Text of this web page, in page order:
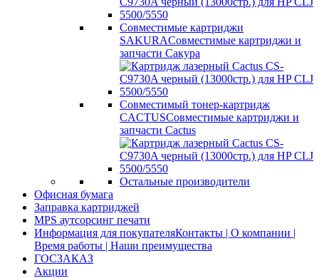
Совместимые картриджи
SAKURAСовместимые картриджи и
запчасти Сакура
Совместимый тонер-картридж
CACTUSСовместимые картриджи и
запчасти Cactus
Остальные производители
Офисная бумага
Заправка картриджей
MPS аутсорсинг печати
Информация для покупателяКонтакты | О компании |
Время работы | Наши преимущества
ГОСЗАКАЗ
Акции